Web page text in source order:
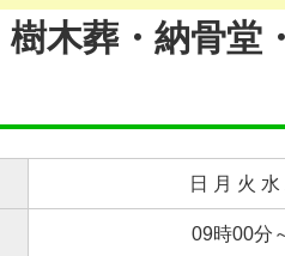
木葬・納骨堂
日 月 火
09時00分